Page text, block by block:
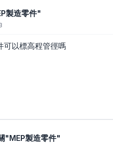
製造零件"
可以標高程管徑嗎
"MEP製造零件"